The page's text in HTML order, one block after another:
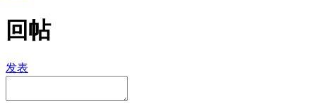
回帖
发表